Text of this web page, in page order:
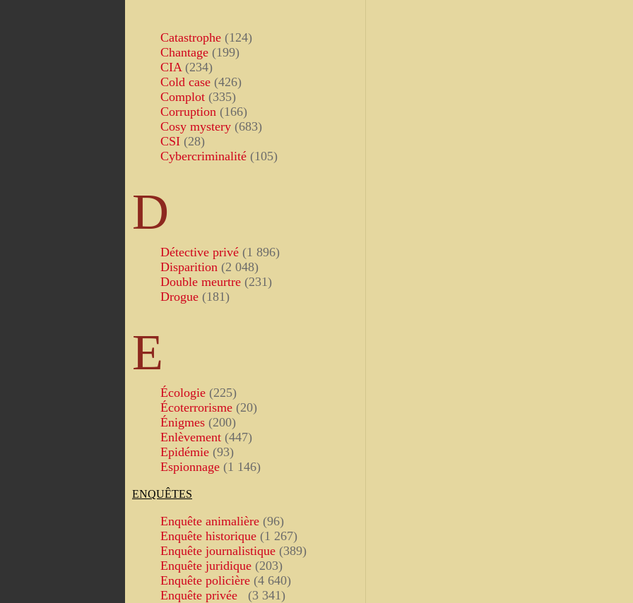
Catastrophe (124)
Chantage (199)
CIA (234)
Cold case (426)
Complot (335)
Corruption (166)
Cosy mystery (683)
CSI (28)
Cybercriminalité (105)
D
Détective privé (1 896)
Disparition (2 048)
Double meurtre (231)
Drogue (181)
E
Écologie (225)
Écoterrorisme (20)
Énigmes (200)
Enlèvement (447)
Epidémie (93)
Espionnage (1 146)
ENQUÊTES
Enquête animalière (96)
Enquête historique (1 267)
Enquête journalistique (389)
Enquête juridique (203)
Enquête policière (4 640)
Enquête privée
(3 341)